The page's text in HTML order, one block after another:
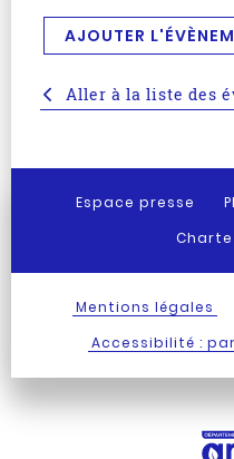
AJOUTER
Aller à la liste des
Espace presse
Mentions légales
Accessibilité :